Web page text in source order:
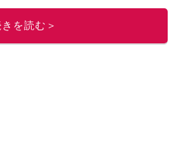
情報をお届けしているので、ぜひ
！を読む＞